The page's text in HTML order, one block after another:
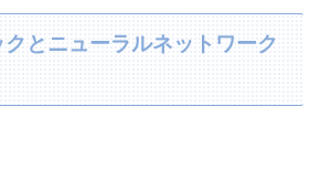
とニューラルネットワーク